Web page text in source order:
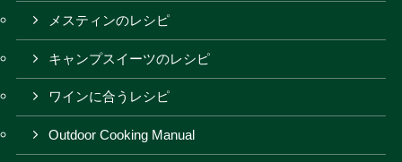
メスティンのレシピ
キャンプスイーツのレシピ
ワインに合うレシピ
Outdoor Cooking Manual